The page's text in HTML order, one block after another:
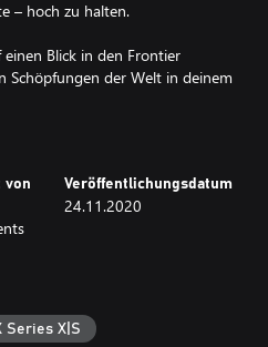
– hoch zu halten.
Blick in den Frontier
Schöpfungen der Welt in deinem
Park herunter oder baue
deiner Kreativität sind keine
Menge Spaß und
von Veröffentlichungsdatum
24.11.2020
Series X|S